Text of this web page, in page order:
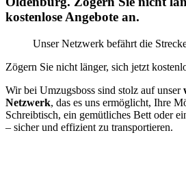
kostenlose Angebote an.
Unser Netzwerk befährt die
Zögern Sie nicht länger, sich jetzt
Wir bei Umzugsboss sind stolz auf unser
Netzwerk, das es uns ermöglicht, Ihre
Schreibtisch, ein gemütliches Bett oder
– sicher und effizient zu transportieren.